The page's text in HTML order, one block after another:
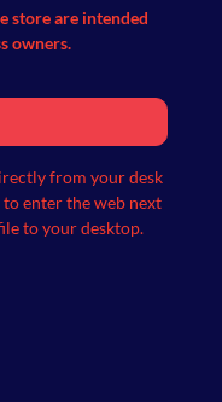
store are intended
owners.
from your desk
enter the web next
to your desktop.